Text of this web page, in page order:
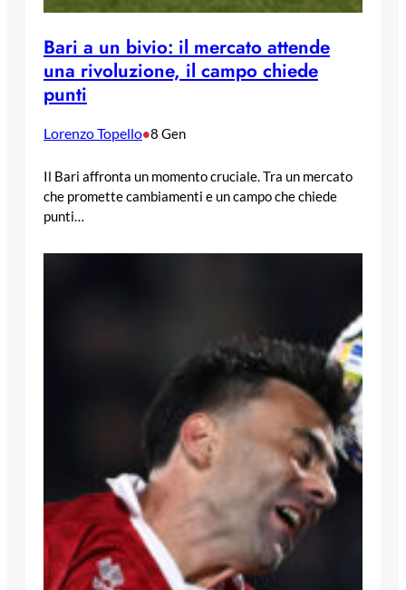
Bari a un bivio: il mercato attende
una rivoluzione, il campo chiede
punti
Lorenzo Topello•8 Gen
Il Bari affronta un momento cruciale. Tra un mercato
che promette cambiamenti e un campo che chiede
punti…